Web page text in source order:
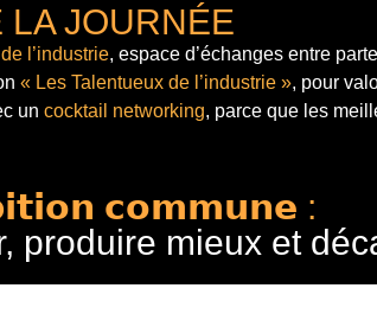
LA JOURNÉE
l’industrie, espace d’échanges entre
« Les Talentueux de l’industrie », pour
un cocktail networking, parce que les
𝗰𝗼𝗺𝗺𝘂𝗻𝗲 :
produire mieux et